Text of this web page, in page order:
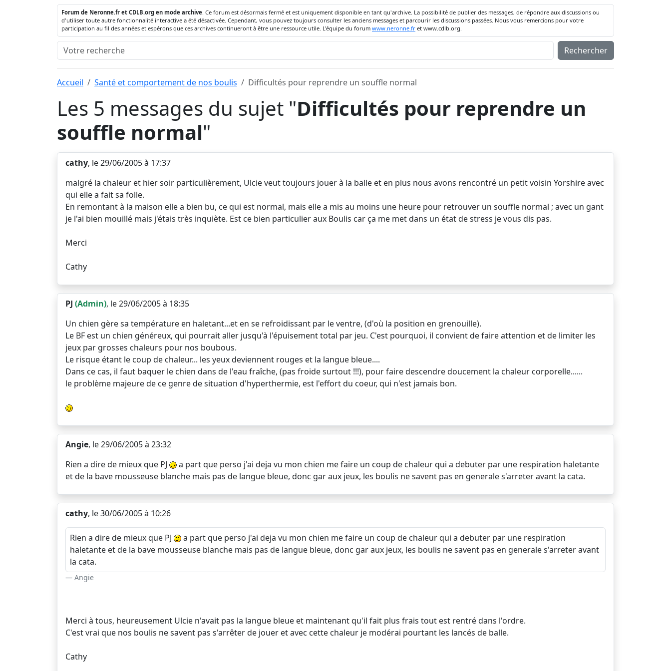
Forum de Neronne.fr et CDLB.org en mode archive. Ce forum est désormais fermé et est uniquement disponible en tant qu'archive. La possibilité de publier des messages, de répondre aux discussions ou
d'utiliser toute autre fonctionnalité interactive a été désactivée. Cependant, vous pouvez toujours consulter les anciens messages et parcourir les discussions passées. Nous vous remercions pour votre
participation au fil des années et espérons que ces archives continueront à être une ressource utile. L'équipe du forum www.neronne.fr et www.cdlb.org.
Rechercher
Accueil Santé et comportement de nos boulis Difficultés pour reprendre un souffle normal
Les 5 messages du sujet "Difficultés pour reprendre un
souffle normal"
cathy, le 29/06/2005 à 17:37
malgré la chaleur et hier soir particulièrement, Ulcie veut toujours jouer à la balle et en plus nous avons rencontré un petit voisin Yorshire avec
qui elle a fait sa folle.
En remontant à la maison elle a bien bu, ce qui est normal, mais elle a mis au moins une heure pour retrouver un souffle normal ; avec un gant
je l'ai bien mouillé mais j'étais très inquiète. Est ce bien particulier aux Boulis car ça me met dans un état de stress je vous dis pas.
Merci
Cathy
PJ (Admin), le 29/06/2005 à 18:35
Un chien gère sa température en haletant...et en se refroidissant par le ventre, (d'où la position en grenouille).
Le BF est un chien généreux, qui pourrait aller jusqu'à l'épuisement total par jeu. C'est pourquoi, il convient de faire attention et de limiter les
jeux par grosses chaleurs pour nos boubous.
Le risque étant le coup de chaleur... les yeux deviennent rouges et la langue bleue....
Dans ce cas, il faut baquer le chien dans de l'eau fraîche, (pas froide surtout !!!), pour faire descendre doucement la chaleur corporelle......
le problème majeure de ce genre de situation d'hyperthermie, est l'effort du coeur, qui n'est jamais bon.
Angie, le 29/06/2005 à 23:32
Rien a dire de mieux que PJ
a part que perso j'ai deja vu mon chien me faire un coup de chaleur qui a debuter par une respiration haletante
et de la bave mousseuse blanche mais pas de langue bleue, donc gar aux jeux, les boulis ne savent pas en generale s'arreter avant la cata.
cathy, le 30/06/2005 à 10:26
Rien a dire de mieux que PJ
a part que perso j'ai deja vu mon chien me faire un coup de chaleur qui a debuter par une respiration
haletante et de la bave mousseuse blanche mais pas de langue bleue, donc gar aux jeux, les boulis ne savent pas en generale s'arreter avant
la cata.
Angie
Merci à tous, heureusement Ulcie n'avait pas la langue bleue et maintenant qu'il fait plus frais tout est rentré dans l'ordre.
C'est vrai que nos boulis ne savent pas s'arrêter de jouer et avec cette chaleur je modérai pourtant les lancés de balle.
Cathy